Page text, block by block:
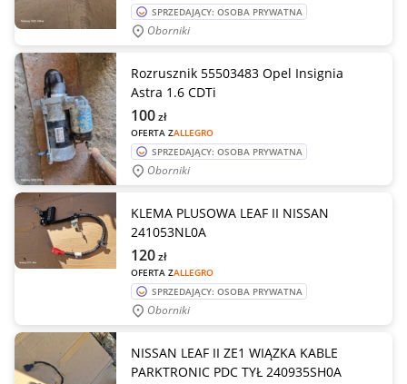
SPRZEDAJĄCY: OSOBA PRYWATNA
Oborniki
Rozrusznik 55503483 Opel Insignia
Astra 1.6 CDTi
OFERTA ZALLEGRO
100zł
SPRZEDAJĄCY: OSOBA PRYWATNA
Oborniki
KLEMA PLUSOWA LEAF II NISSAN
241053NL0A
OFERTA ZALLEGRO
120zł
SPRZEDAJĄCY: OSOBA PRYWATNA
Oborniki
NISSAN LEAF II ZE1 WIĄZKA KABLE
PARKTRONIC PDC TYŁ 240935SH0A